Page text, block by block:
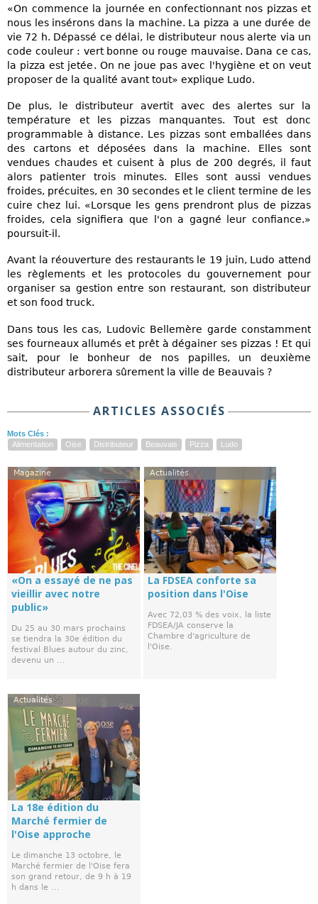
«On commence la journée en confectionnant nos pizzas et
nous les insérons dans la machine. La pizza a une durée de
vie 72 h. Dépassé ce délai, le distributeur nous alerte via un
code couleur : vert bonne ou rouge mauvaise. Dana ce cas,
la pizza est jetée. On ne joue pas avec l'hygiène et on veut
proposer de la qualité avant tout» explique Ludo.
De plus, le distributeur avertit avec des alertes sur la
température et les pizzas manquantes. Tout est donc
programmable à distance. Les pizzas sont emballées dans
des cartons et déposées dans la machine. Elles sont
vendues chaudes et cuisent à plus de 200 degrés, il faut
alors patienter trois minutes. Elles sont aussi vendues
froides, précuites, en 30 secondes et le client termine de les
cuire chez lui. «Lorsque les gens prendront plus de pizzas
froides, cela signifiera que l'on a gagné leur confiance.»
poursuit-il.
Avant la réouverture des restaurants le 19 juin, Ludo attend
les règlements et les protocoles du gouvernement pour
organiser sa gestion entre son restaurant, son distributeur
et son food truck.
Dans tous les cas, Ludovic Bellemère garde constamment
ses fourneaux allumés et prêt à dégainer ses pizzas ! Et qui
sait, pour le bonheur de nos papilles, un deuxième
distributeur arborera sûrement la ville de Beauvais ?
ARTICLES ASSOCIÉS
Mots Clés :
Alimentation
Oise Distributeur Beauvais Pizza Ludo
Magazine
«On a essayé de ne pas
vieillir avec notre
public»
Du 25 au 30 mars prochains
se tiendra la 30e édition du
festival Blues autour du zinc,
devenu un ...
Actualités
La FDSEA conforte sa
position dans l'Oise
Avec 72,03 % des voix, la liste
FDSEA/JA conserve la
Chambre d'agriculture de
l'Oise.
Actualités
La 18e édition du
Marché fermier de
l'Oise approche
Le dimanche 13 octobre, le
Marché fermier de l'Oise fera
son grand retour, de 9 h à 19
h dans le ...